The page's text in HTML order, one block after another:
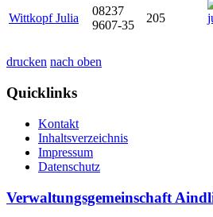
Wittkopf Julia
08237
9607-35
205
drucken nach oben
Quicklinks
Kontakt
Inhaltsverzeichnis
Impressum
Datenschutz
Verwaltungsgemeinschaft